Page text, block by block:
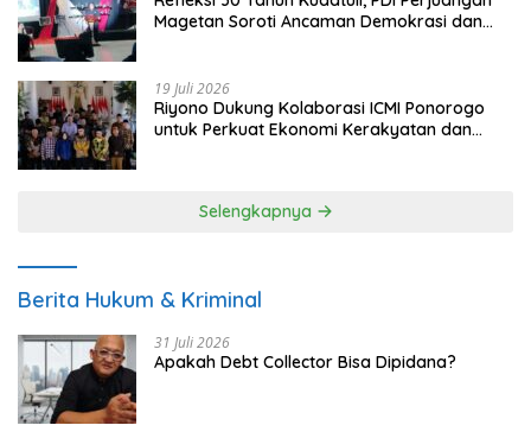
Magetan Soroti Ancaman Demokrasi dan
19 Juli 2026
Riyono Dukung Kolaborasi ICMI Ponorogo
untuk Perkuat Ekonomi Kerakyatan dan
Selengkapnya
Berita Hukum & Kriminal
31 Juli 2026
Apakah Debt Collector Bisa Dipidana?